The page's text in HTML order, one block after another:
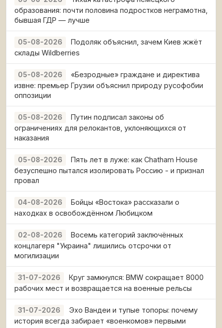
образования: почти половина подростков неграмотна,
бывшая ГДР — лучше
05-08-2026
Подоляк объяснил, зачем Киев жжёт
склады Wildberries
05-08-2026
«Безродные» граждане и директива
извне: премьер Грузии объяснил природу русофобии
оппозиции
05-08-2026
Путин подписал законы об
ограничениях для релокантов, уклоняющихся от
наказания
05-08-2026
Пять лет в луже: как Chatham House
безуспешно пытался изолировать Россию - и признал
провал
04-08-2026
Бойцы «Востока» рассказали о
находках в освобождённом Любицком
02-08-2026
Восемь категорий заключённых
концлагеря "Украина" лишились отсрочки от
могилизации
31-07-2026
Круг замкнулся: BMW сокращает 8000
рабочих мест и возвращается на военные рельсы
31-07-2026
Эхо Вандеи и тупые топоры: почему
история всегда забирает «военкомов» первыми